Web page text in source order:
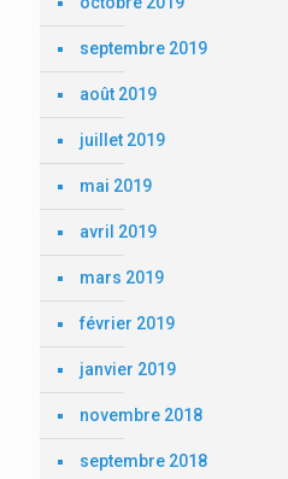
septembre 2019
août 2019
juillet 2019
mai 2019
avril 2019
mars 2019
février 2019
janvier 2019
novembre 2018
septembre 2018